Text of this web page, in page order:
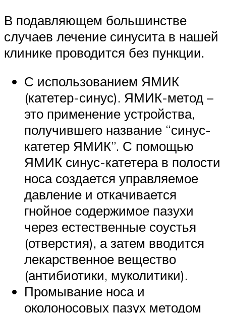
В подавляющем большинстве
случаев лечение синусита в нашей
клинике проводится без пункции.
С использованием ЯМИК
(катетер-синус). ЯМИК-метод –
это применение устройства,
получившего название “синус-
катетер ЯМИК”. С помощью
ЯМИК синус-катетера в полости
носа создается управляемое
давление и откачивается
гнойное содержимое пазухи
через естественные соустья
(отверстия), а затем вводится
лекарственное вещество
(антибиотики, муколитики).
Промывание носа и
околоносовых пазух методом